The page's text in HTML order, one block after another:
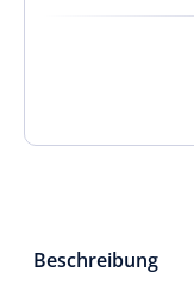
Beschreibung